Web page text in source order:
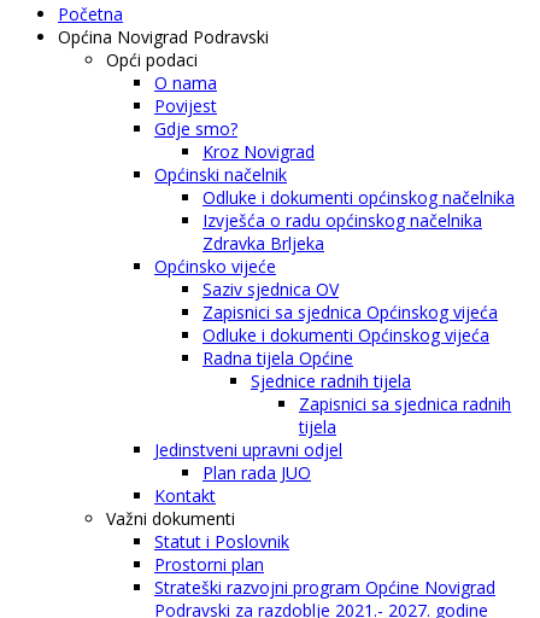
Početna
Općina Novigrad Podravski
Opći podaci
O nama
Povijest
Gdje smo?
Kroz Novigrad
Općinski načelnik
Odluke i dokumenti općinskog načelnika
Izvješća o radu općinskog načelnika
Zdravka Brljeka
Općinsko vijeće
Saziv sjednica OV
Zapisnici sa sjednica Općinskog vijeća
Odluke i dokumenti Općinskog vijeća
Radna tijela Općine
Sjednice radnih tijela
Zapisnici sa sjednica radnih
tijela
Jedinstveni upravni odjel
Plan rada JUO
Kontakt
Važni dokumenti
Statut i Poslovnik
Prostorni plan
Strateški razvojni program Općine Novigrad
Podravski za razdoblje 2021.- 2027. godine